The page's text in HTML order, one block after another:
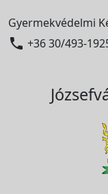
Gyermekvédelmi
 +36 30/493-